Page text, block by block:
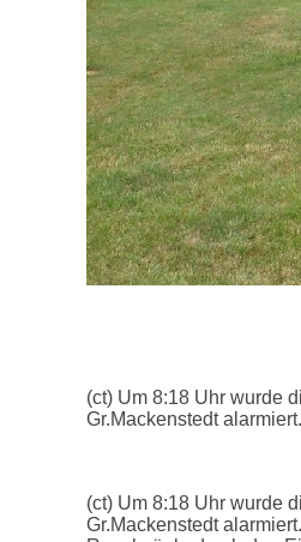
(ct) Um 8:18 Uhr wurde
Gr.Mackenstedt
(ct) Um 8:18 Uhr wurde
Gr.Mackenstedt